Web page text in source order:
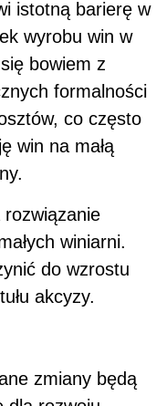
istotną barierę w
wyrobu win w
bowiem z
formalności
co często
win na małą
winiarni.
do wzrostu
akcyzy.
zmiany będą